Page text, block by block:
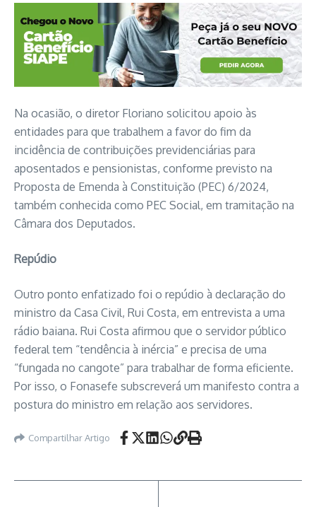
Na ocasião, o diretor Floriano solicitou apoio às
entidades para que trabalhem a favor do fim da
incidência de contribuições previdenciárias para
aposentados e pensionistas, conforme previsto na
Proposta de Emenda à Constituição (PEC) 6/2024,
também conhecida como PEC Social, em tramitação na
Câmara dos Deputados.
Repúdio
Outro ponto enfatizado foi o repúdio à declaração do
ministro da Casa Civil, Rui Costa, em entrevista a uma
rádio baiana. Rui Costa afirmou que o servidor público
federal tem “tendência à inércia” e precisa de uma
“fungada no cangote” para trabalhar de forma eficiente.
Por isso, o Fonasefe subscreverá um manifesto contra a
postura do ministro em relação aos servidores.
Compartilhar Artigo